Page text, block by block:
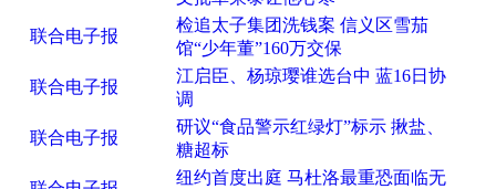
联合电子报
检追太子集团洗钱案 信义区雪茄
馆“少年董”160万交保
联合电子报
江启臣、杨琼璎谁选台中 蓝16日协
调
联合电子报
研议“食品警示红绿灯”标示 揪盐、
糖超标
纽约首度出庭 马杜洛最重恐面临无